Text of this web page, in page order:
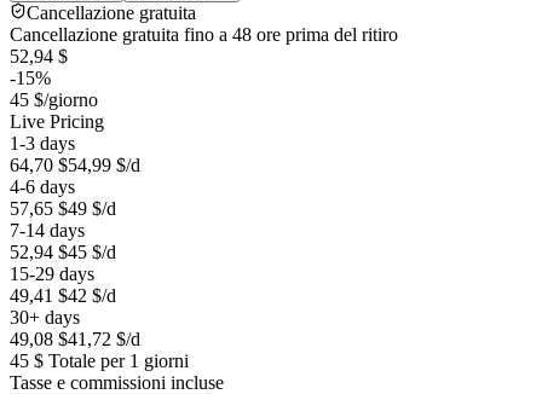
Cancellazione gratuita
Cancellazione gratuita fino a 48 ore prima del ritiro
52,94 $
-15%
45 $/giorno
Live Pricing
1-3 days
64,70 $54,99 $/d
4-6 days
57,65 $49 $/d
7-14 days
52,94 $45 $/d
15-29 days
49,41 $42 $/d
30+ days
49,08 $41,72 $/d
45 $ Totale per 1 giorni
Tasse e commissioni incluse